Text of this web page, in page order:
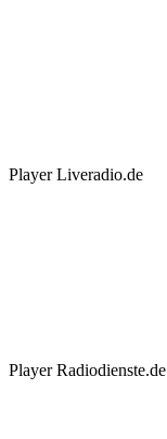
Player Liveradio.de
Player Radiodienste.de